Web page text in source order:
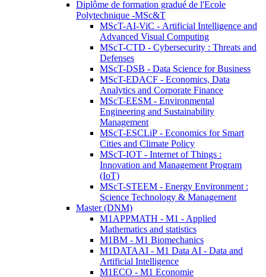
Diplôme de formation gradué de l'Ecole
Polytechnique -MSc&T
MScT-AI-ViC - Artificial Intelligence and
Advanced Visual Computing
MScT-CTD - Cybersecurity : Threats and
Defenses
MScT-DSB - Data Science for Business
MScT-EDACF - Economics, Data
Analytics and Corporate Finance
MScT-EESM - Environmental
Engineering and Sustainability
Management
MScT-ESCLiP - Economics for Smart
Cities and Climate Policy
MScT-IOT - Internet of Things :
Innovation and Management Program
(IoT)
MScT-STEEM - Energy Environment :
Science Technology & Management
Master (DNM)
M1APPMATH - M1 - Applied
Mathematics and statistics
M1BM - M1 Biomechanics
M1DATAAI - M1 Data AI - Data and
Artificial Intelligence
M1ECO - M1 Economie